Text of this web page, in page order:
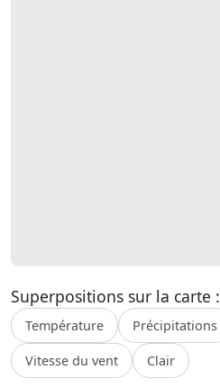
Superpositions sur la carte :
Température Précipitations
Vitesse du vent Clair